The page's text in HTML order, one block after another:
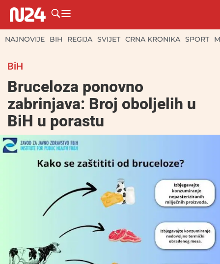
NAJNOVIJE BIH REGIJA SVIJET CRNA KRONIKA SPORT
BiH
Bruceloza ponovno
zabrinjava: Broj oboljelih u
BiH u porastu